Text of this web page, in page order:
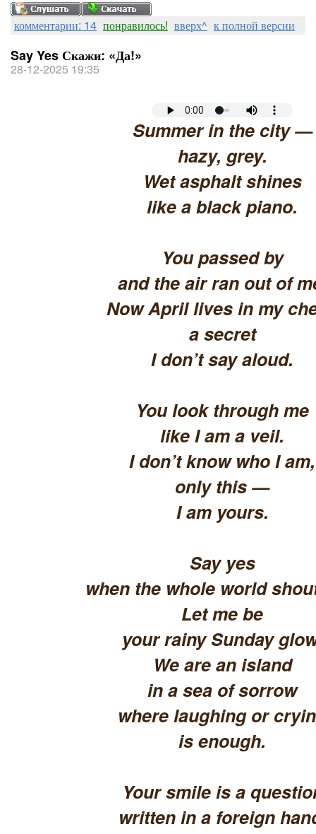
комментарии: 14 понравилось! вверх^ к полной версии
Say Yes Скажи: «Да!»
28-12-2025 19:35
Summer in the city —
hazy, grey.
Wet asphalt shines
like a black piano.
You passed by
and the air ran out of
Now April lives in my
a secret
I don’t say aloud.
You look through me
like I am a veil.
I don’t know who I am,
only this —
I am yours.
Say yes
when the whole world
Let me be
your rainy Sunday
We are an island
in a sea of sorrow
where laughing or
is enough.
Your smile is a
written in a foreign